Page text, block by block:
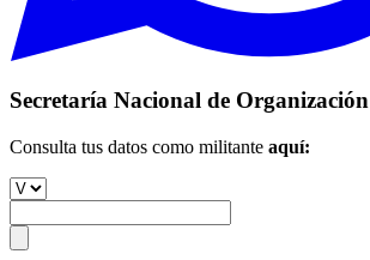
Secretaría Nacional de Organización
Consulta tus datos como militante aquí: